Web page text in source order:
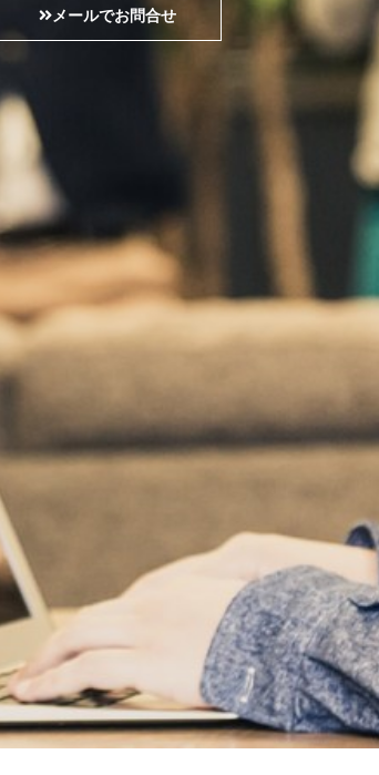
メールでお問合せ